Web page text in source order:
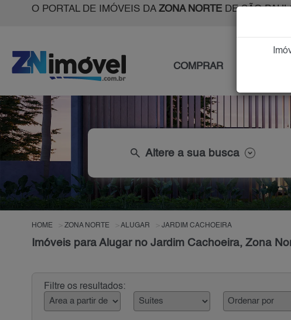
O PORTAL DE IMÓVEIS DA ZONA NORTEDE SÃO
COMPRAR
search Altere a sua busca
HOME ZONA NORTE ALUGAR JARDIM CACHOEIRA
Imóveis para Alugar no Jardim Cachoeira, Zona
Filtre os resultados: